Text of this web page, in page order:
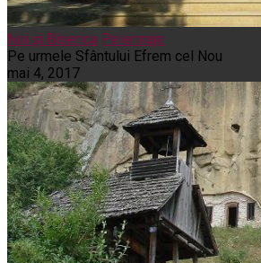
Noi și Biserica Pelerinaje
Pe urmele Sfântului Efrem cel Nou
mai 4, 2017